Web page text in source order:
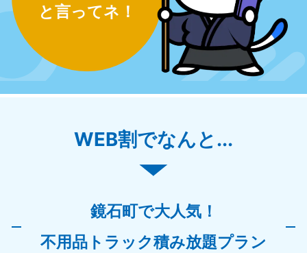
と言ってネ！
WEB割でなんと...
鏡石町で大人気！
不用品トラック積み放題プラン